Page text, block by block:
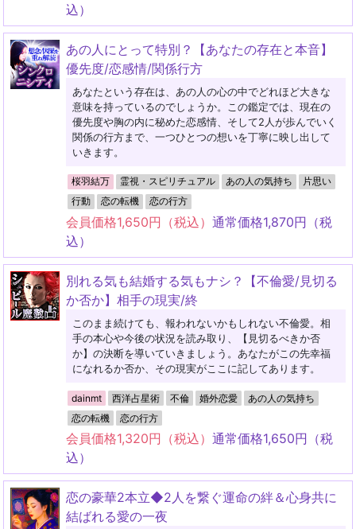
込）
あの人にとって特別？【あなたの存在と本音】
優先度/恋感情/関係行方
あなたという存在は、あの人の心の中でどれほど大きな
意味を持っているのでしょうか。この鑑定では、現在の
優先度や胸の内に秘めた恋感情、そして2人が歩んでいく
関係の行方まで、一つひとつの想いを丁寧に映し出して
いきます。
桜羽結万 霊視・スピリチュアル あの人の気持ち
片思い
行動
恋の転機 恋の行方
会員価格1,650円（税込）通常価格1,870円（税
込）
別れる気も結婚する気もナシ？【不倫愛/見切る
か否か】相手の現実/終
このまま続けても、報われないかもしれない不倫愛。相
手の本心や今後の状況を読み取り、【見切るべきか否
か】の決断を導いていきましょう。あなたがこの先幸福
になれるか否か、その現実がここに記してあります。
dainmt 西洋占星術 不倫 婚外恋愛
あの人の気持ち
恋の転機
恋の行方
会員価格1,320円（税込）通常価格1,650円（税
込）
恋の豪華2本立◆2人を繋ぐ運命の絆＆心身共に
結ばれる愛の一夜